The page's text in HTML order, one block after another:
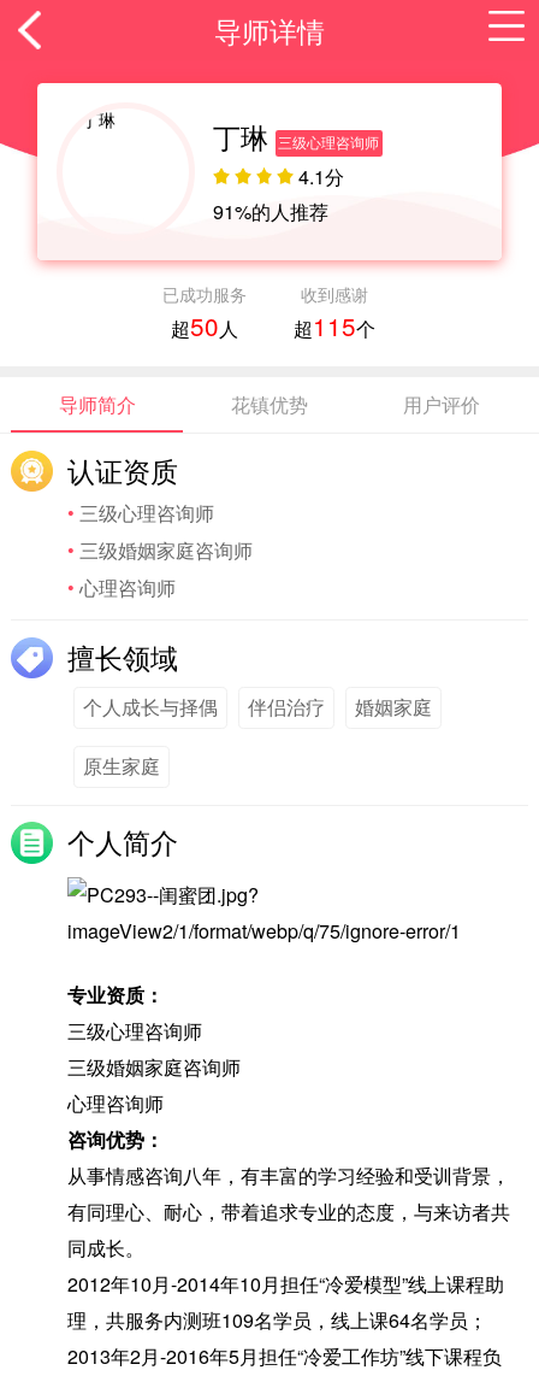
导师详情
在线课堂 情感求助
资讯
相亲秘籍 约会技巧
情感维系 婆媳相处
星座情感 情感故事 情感倾诉
丁琳三级心理咨询师
4.1分
91%的人推荐
已成功服务
超50人
收到感谢
超115个
导师简介 花镇优势 用户评价
认证资质
•三级心理咨询师
•三级婚姻家庭咨询师
•心理咨询师
擅长领域
个人成长与择偶 伴侣治疗 婚姻家庭
原生家庭
个人简介
专业资质：
三级心理咨询师
三级婚姻家庭咨询师
心理咨询师
咨询优势：
从事情感咨询八年，有丰富的学习经验和受训背景，
有同理心、耐心，带着追求专业的态度，与来访者共
同成长。
2012年10月-2014年10月担任“冷爱模型”线上课程助
理，共服务内测班109名学员，线上课64名学员；
2013年2月-2016年5月担任“冷爱工作坊”线下课程负